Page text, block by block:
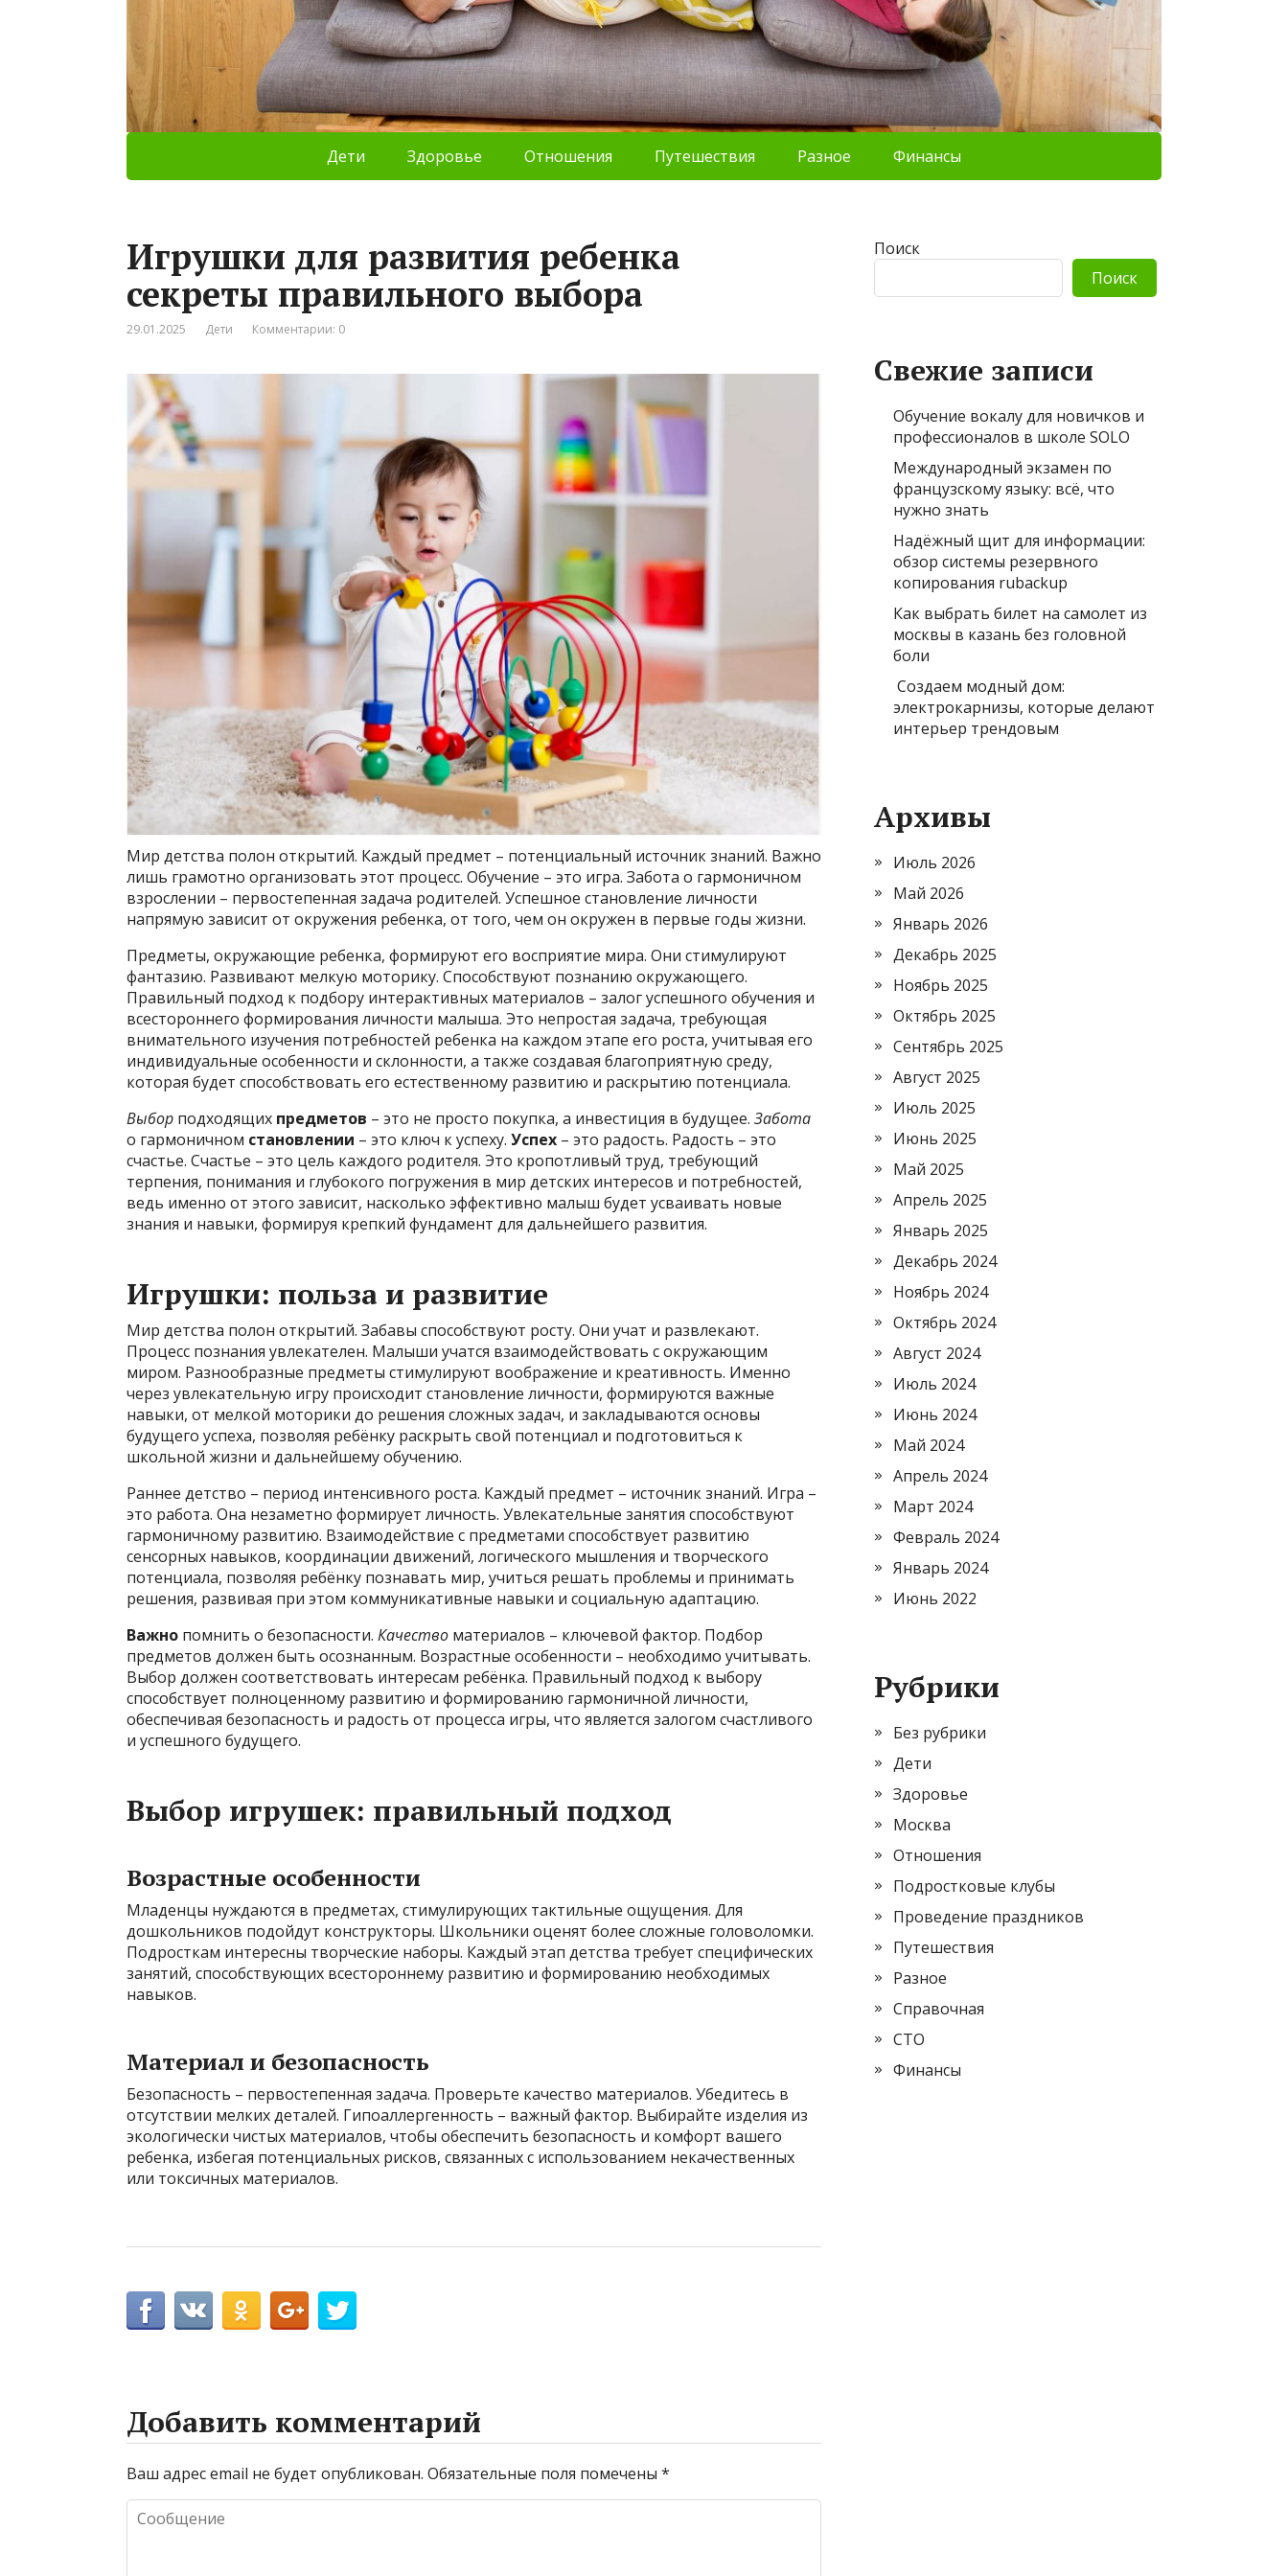
Дети Здоровье Отношения Путешествия Разное Финансы
Игрушки для развития ребенка
секреты правильного выбора
29.01.2025 Дети Комментарии: 0
Мир детства полон открытий. Каждый предмет – потенциальный источник знаний. Важно
лишь грамотно организовать этот процесс. Обучение – это игра. Забота о гармоничном
взрослении – первостепенная задача родителей. Успешное становление личности
напрямую зависит от окружения ребенка, от того, чем он окружен в первые годы жизни.
Предметы, окружающие ребенка, формируют его восприятие мира. Они стимулируют
фантазию. Развивают мелкую моторику. Способствуют познанию окружающего.
Правильный подход к подбору интерактивных материалов – залог успешного обучения и
всестороннего формирования личности малыша. Это непростая задача, требующая
внимательного изучения потребностей ребенка на каждом этапе его роста, учитывая его
индивидуальные особенности и склонности, а также создавая благоприятную среду,
которая будет способствовать его естественному развитию и раскрытию потенциала.
Выбор подходящих предметов – это не просто покупка, а инвестиция в будущее. Забота
о гармоничном становлении – это ключ к успеху. Успех – это радость. Радость – это
счастье. Счастье – это цель каждого родителя. Это кропотливый труд, требующий
терпения, понимания и глубокого погружения в мир детских интересов и потребностей,
ведь именно от этого зависит, насколько эффективно малыш будет усваивать новые
знания и навыки, формируя крепкий фундамент для дальнейшего развития.
Игрушки: польза и развитие
Мир детства полон открытий. Забавы способствуют росту. Они учат и развлекают.
Процесс познания увлекателен. Малыши учатся взаимодействовать с окружающим
миром. Разнообразные предметы стимулируют воображение и креативность. Именно
через увлекательную игру происходит становление личности, формируются важные
навыки, от мелкой моторики до решения сложных задач, и закладываются основы
будущего успеха, позволяя ребёнку раскрыть свой потенциал и подготовиться к
школьной жизни и дальнейшему обучению.
Раннее детство – период интенсивного роста. Каждый предмет – источник знаний. Игра –
это работа. Она незаметно формирует личность. Увлекательные занятия способствуют
гармоничному развитию. Взаимодействие с предметами способствует развитию
сенсорных навыков, координации движений, логического мышления и творческого
потенциала, позволяя ребёнку познавать мир, учиться решать проблемы и принимать
решения, развивая при этом коммуникативные навыки и социальную адаптацию.
Важно помнить о безопасности. Качество материалов – ключевой фактор. Подбор
предметов должен быть осознанным. Возрастные особенности – необходимо учитывать.
Выбор должен соответствовать интересам ребёнка. Правильный подход к выбору
способствует полноценному развитию и формированию гармоничной личности,
обеспечивая безопасность и радость от процесса игры, что является залогом счастливого
и успешного будущего.
Выбор игрушек: правильный подход
Возрастные особенности
Младенцы нуждаются в предметах, стимулирующих тактильные ощущения. Для
дошкольников подойдут конструкторы. Школьники оценят более сложные головоломки.
Подросткам интересны творческие наборы. Каждый этап детства требует специфических
занятий, способствующих всестороннему развитию и формированию необходимых
навыков.
Материал и безопасность
Безопасность – первостепенная задача. Проверьте качество материалов. Убедитесь в
отсутствии мелких деталей. Гипоаллергенность – важный фактор. Выбирайте изделия из
экологически чистых материалов, чтобы обеспечить безопасность и комфорт вашего
ребенка, избегая потенциальных рисков, связанных с использованием некачественных
или токсичных материалов.
Добавить комментарий
Ваш адрес email не будет опубликован. Обязательные поля помечены *
Поиск
Поиск
Свежие записи
Обучение вокалу для новичков и
профессионалов в школе SOLO
Международный экзамен по
французскому языку: всё, что
нужно знать
Надёжный щит для информации:
обзор системы резервного
копирования rubackup
Как выбрать билет на самолет из
москвы в казань без головной
боли
Создаем модный дом:
электрокарнизы, которые делают
интерьер трендовым
Архивы
Июль 2026
Май 2026
Январь 2026
Декабрь 2025
Ноябрь 2025
Октябрь 2025
Сентябрь 2025
Август 2025
Июль 2025
Июнь 2025
Май 2025
Апрель 2025
Январь 2025
Декабрь 2024
Ноябрь 2024
Октябрь 2024
Август 2024
Июль 2024
Июнь 2024
Май 2024
Апрель 2024
Март 2024
Февраль 2024
Январь 2024
Июнь 2022
Рубрики
Без рубрики
Дети
Здоровье
Москва
Отношения
Подростковые клубы
Проведение праздников
Путешествия
Разное
Справочная
СТО
Финансы